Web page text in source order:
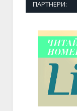
ПАРТНЕРИ: